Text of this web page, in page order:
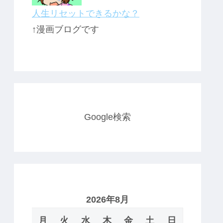
人生リセットできるかな？
↑漫画ブログです
Google検索
2026年8月
月 火 水 木 金 土 日